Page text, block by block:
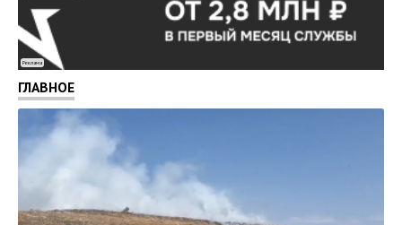
Реклама
ГЛАВНОЕ